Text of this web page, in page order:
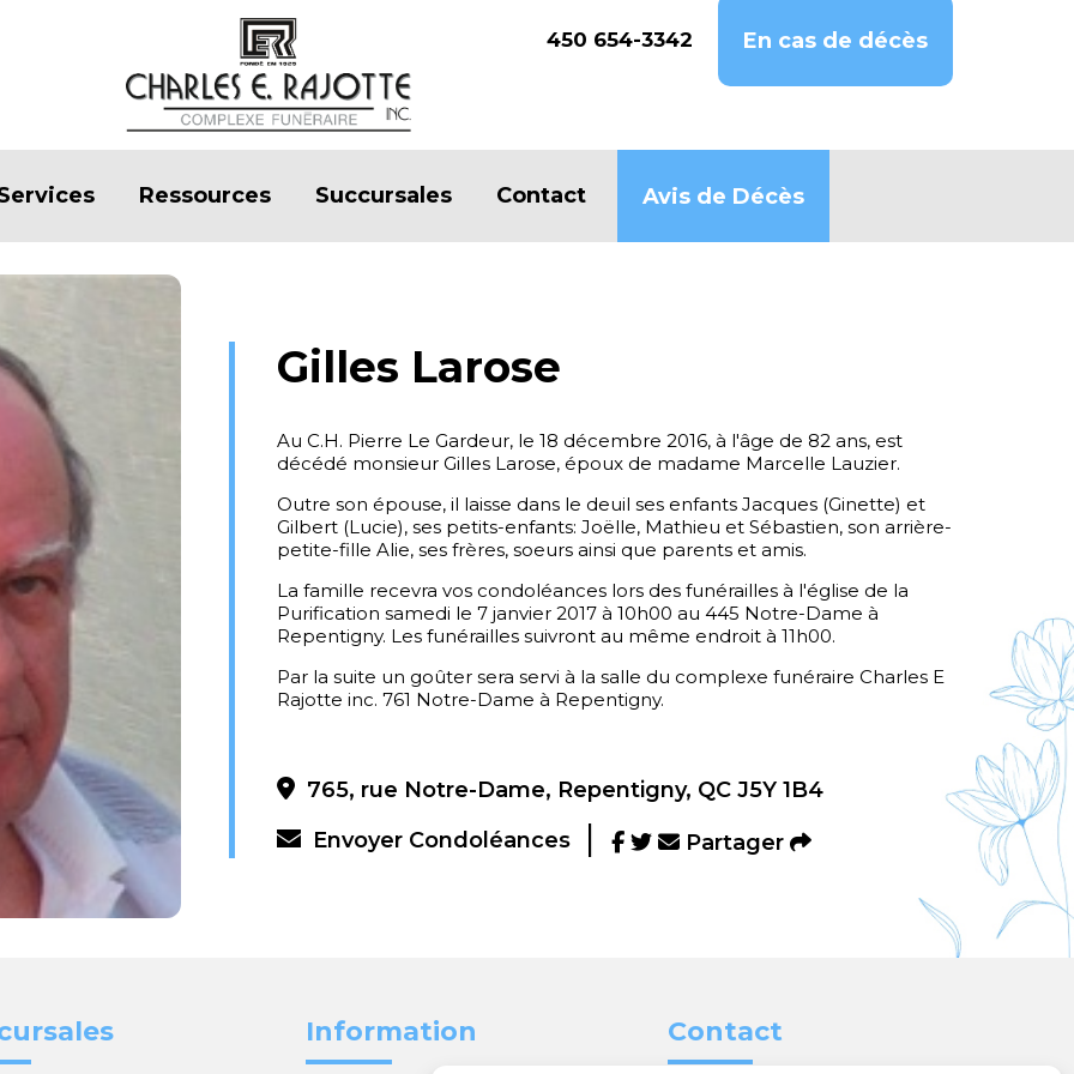
450 654-3342 En cas de décès
Ressources Succursales Contact Avis de Décès
Gilles Larose
Au C.H. Pierre Le Gardeur, le 18 décembre 2016, à l'âge de 82 ans, est
décédé monsieur Gilles Larose, époux de madame Marcelle Lauzier.
Outre son épouse, il laisse dans le deuil ses enfants Jacques (Ginette) et
Gilbert (Lucie), ses petits-enfants: Joëlle, Mathieu et Sébastien, son arrière-
petite-fille Alie, ses frères, soeurs ainsi que parents et amis.
La famille recevra vos condoléances lors des funérailles à l'église de la
Purification samedi le 7 janvier 2017 à 10h00 au 445 Notre-Dame à
Repentigny. Les funérailles suivront au même endroit à 11h00.
Par la suite un goûter sera servi à la salle du complexe funéraire Charles E
Rajotte inc. 761 Notre-Dame à Repentigny.
765, rue Notre-Dame, Repentigny, QC J5Y 1B4
Envoyer Condoléances
Partager
Information Contact